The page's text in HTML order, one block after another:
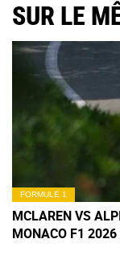
SUR LE
FORMULE 1
MCLAREN VS
MONACO F1